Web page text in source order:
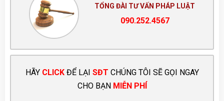
TỔNG ĐÀI TƯ VẤN PHÁP LUẬT
090.252.4567
HÃY CLICKĐỂ LẠI SĐT CHÚNG TÔI SẼ GỌI NGAY
CHO BẠN MIỄN PHÍ